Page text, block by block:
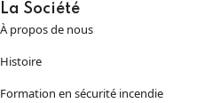
La Société
À propos de nous
Histoire
Formation en sécurité incendie